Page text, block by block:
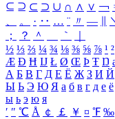
⊆ ⊇ ⊂ ⊃ ∪ ∩ ∧ ∨ ￢
、
。 · ‥ … ¨ 〃 ―
；
？ ＾ ｀
½ ⅓ ⅔ ¼ ¾ ⅛ ⅜ ⅝ ⅞ ¹ ²
Æ Ð Ħ Ĳ Ł Ø Œ Þ Ŧ Ŋ
А Б В Г Д Е Ё Ж З И Й
Ы Ь Э Ю Я а б в г д е ё
ы ь э ю я
′ ″ ℃ Å ￠ ￡ ￥ ¤ ℉ ‰